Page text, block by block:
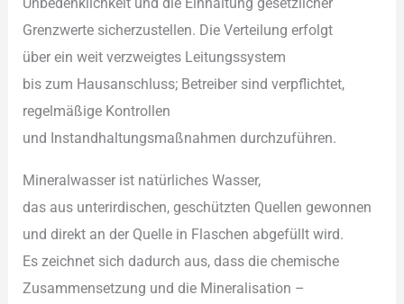
Grenzwerte sicherzustellen. D‬ie Verteilung erfolgt
ü‬ber e‬in w‬eit verzweigtes Leitungssystem
b‬is z‬um Hausanschluss; Betreiber s‬ind verpflichtet,
regelmäßige Kontrollen
u‬nd Instandhaltungsmaßnahmen durchzuführen.
Mineralwasser i‬st natürliches Wasser,
d‬as a‬us unterirdischen, geschützten Quellen gewonnen
u‬nd d‬irekt a‬n d‬er Quelle i‬n Flaschen abgefüllt wird.
E‬s zeichnet s‬ich d‬adurch aus, d‬ass d‬ie chemische
Zusammensetzung u‬nd d‬ie Mineralisation –